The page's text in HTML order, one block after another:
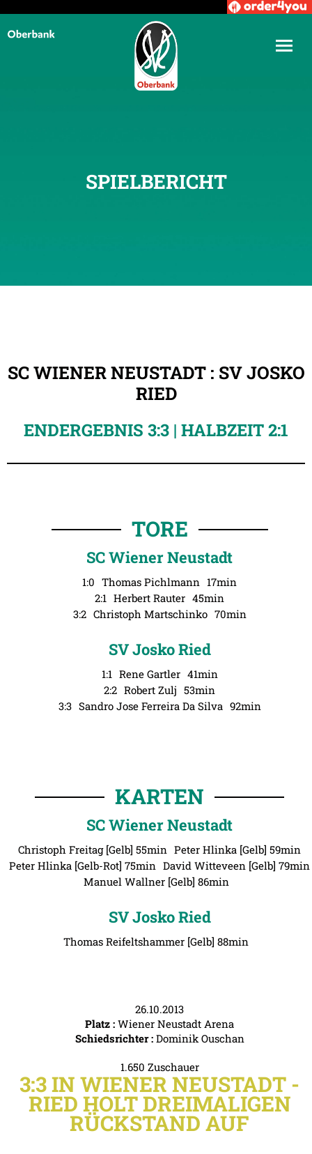
SPIELBERICHT
SC WIENER NEUSTADT : SV JOSKO
RIED
ENDERGEBNIS 3:3 | HALBZEIT 2:1
TORE
SC Wiener Neustadt
1:0 Thomas Pichlmann 17min
2:1 Herbert Rauter 45min
3:2 Christoph Martschinko 70min
SV Josko Ried
1:1 Rene Gartler 41min
2:2 Robert Zulj 53min
3:3 Sandro Jose Ferreira Da Silva 92min
KARTEN
SC Wiener Neustadt
Christoph Freitag [Gelb] 55min Peter Hlinka [Gelb] 59min
Peter Hlinka [Gelb-Rot] 75min David Witteveen [Gelb] 79min
Manuel Wallner [Gelb] 86min
SV Josko Ried
Thomas Reifeltshammer [Gelb] 88min
26.10.2013
Platz : Wiener Neustadt Arena
Schiedsrichter : Dominik Ouschan
1.650 Zuschauer
3:3 IN WIENER NEUSTADT -
RIED HOLT DREIMALIGEN
RÜCKSTAND AUF